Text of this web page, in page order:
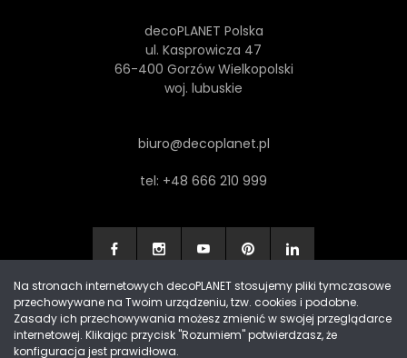
decoPLANET Polska
ul. Kasprowicza 47
66-400 Gorzów Wielkopolski
woj. lubuskie
biuro@decoplanet.pl
tel: +48 666 210 999
Made with by Progres Media & decoPLANET
Na stronach internetowych decoPLANET stosujemy pliki tymczasowe
przechowywane na Twoim urządzeniu, tzw. cookies i podobne.
Zasady ich przechowywania możesz zmienić w swojej przeglądarce
internetowej. Klikając przycisk "Rozumiem" potwierdzasz, że
konfiguracja jest prawidłowa.